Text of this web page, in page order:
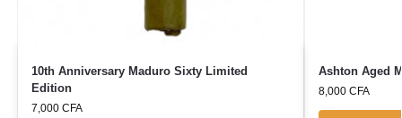
10th Anniversary Maduro Sixty Limited
Edition
7,000 CFA
Ashton Aged
8,000 CFA